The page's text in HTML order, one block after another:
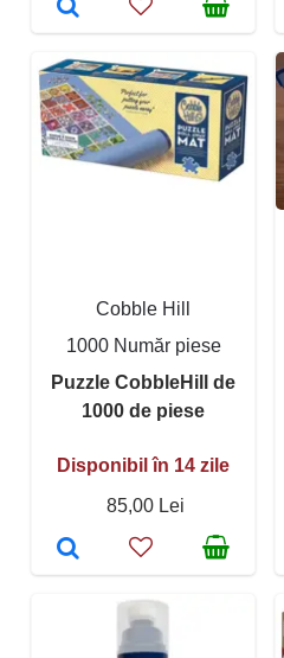
Cobble Hill
1000 Număr piese
Puzzle CobbleHill de
1000 de piese
Disponibil în 14 zile
85,00 Lei